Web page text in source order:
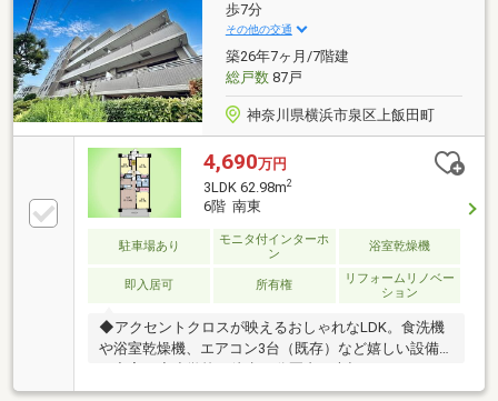
チプレート交換・ハウスクリーニング・給湯器交換
歩7分
その他の交通
築26年7ヶ月/7階建
総戸数87戸
神奈川県横浜市泉区上飯田町
4,690万円
3LDK 62.98m2
6階 南東
駐車場あり
モニタ付インターホ
ン
浴室乾燥機
即入居可 所有権
リフォームリノベー
ション
◆アクセントクロスが映えるおしゃれなLDK。食洗機
や浴室乾燥機、エアコン3台（既存）など嬉しい設備
緒に暮らせる（規約有）、ゆとりある3LDKマンショ